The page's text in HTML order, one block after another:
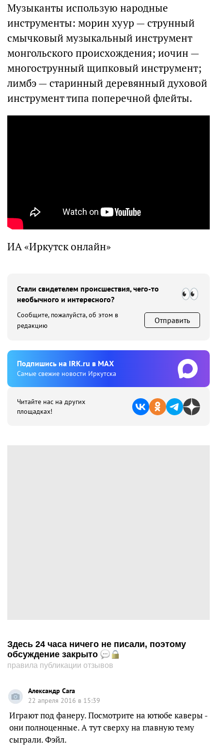
Музыканты использую народные
инструменты: морин хуур — струнный
смычковый музыкальный инструмент
монгольского происхождения; иочин —
многострунный щипковый инструмент;
лимбэ — старинный деревянный духовой
инструмент типа поперечной флейты.
ИА «Иркутск онлайн»
Стали свидетелем происшествия, чего-то
необычного и интересного?
Сообщите, пожалуйста, об этом в
редакцию
Отправить
Подпишиcь на IRK.ru в MAX
Cамые свежие новости Иркутска
Читайте нас на других
площадках!
Здесь 24 часа ничего не писали, поэтому
обсуждение закрыто
правила публикации отзывов
Александр Сага
22 апреля 2016 в 15:39
Играют под фанеру. Посмотрите на ютюбе каверы -
они полноценные. А тут сверху на главную тему
сыграли. Фэйл.